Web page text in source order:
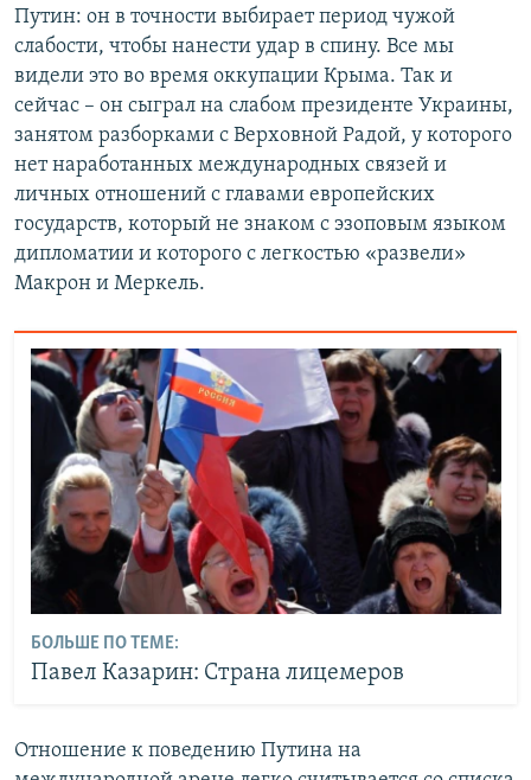
Путин: он в точности выбирает период чужой
слабости, чтобы нанести удар в спину. Все мы
видели это во время оккупации Крыма. Так и
сейчас – он сыграл на слабом президенте Украины,
занятом разборками с Верховной Радой, у которого
нет наработанных международных связей и
личных отношений с главами европейских
государств, который не знаком с эзоповым языком
дипломатии и которого с легкостью «развели»
Макрон и Меркель.
БОЛЬШЕ ПО ТЕМЕ:
Павел Казарин: Страна лицемеров
Отношение к поведению Путина на